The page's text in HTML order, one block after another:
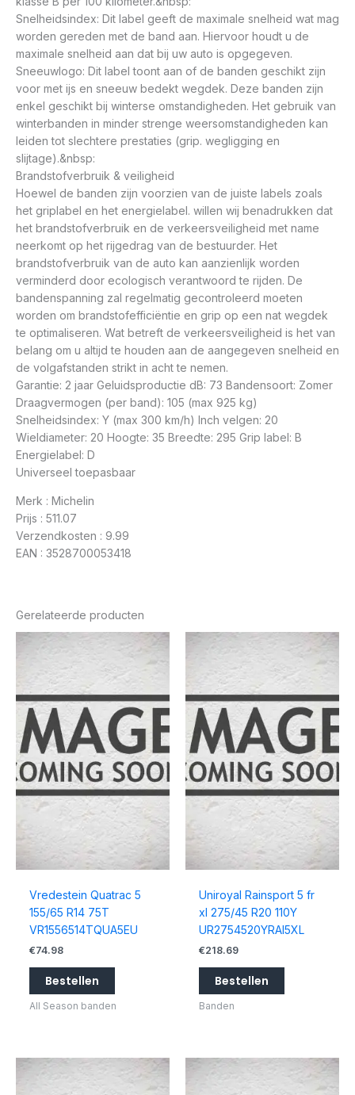
Snelheidsindex: Dit label geeft de maximale snelheid wat mag
worden gereden met de band aan. Hiervoor houdt u de
maximale snelheid aan dat bij uw auto is opgegeven.
Sneeuwlogo: Dit label toont aan of de banden geschikt zijn
voor met ijs en sneeuw bedekt wegdek. Deze banden zijn
enkel geschikt bij winterse omstandigheden. Het gebruik van
winterbanden in minder strenge weersomstandigheden kan
leiden tot slechtere prestaties (grip. wegligging en
slijtage).&nbsp:
Brandstofverbruik & veiligheid
Hoewel de banden zijn voorzien van de juiste labels zoals
het griplabel en het energielabel. willen wij benadrukken dat
het brandstofverbruik en de verkeersveiligheid met name
neerkomt op het rijgedrag van de bestuurder. Het
brandstofverbruik van de auto kan aanzienlijk worden
verminderd door ecologisch verantwoord te rijden. De
bandenspanning zal regelmatig gecontroleerd moeten
worden om brandstofefficiëntie en grip op een nat wegdek
te optimaliseren. Wat betreft de verkeersveiligheid is het van
belang om u altijd te houden aan de aangegeven snelheid en
de volgafstanden strikt in acht te nemen.
Garantie: 2 jaar Geluidsproductie dB: 73 Bandensoort: Zomer
Draagvermogen (per band): 105 (max 925 kg)
Snelheidsindex: Y (max 300 km/h) Inch velgen: 20
Wieldiameter: 20 Hoogte: 35 Breedte: 295 Grip label: B
Energielabel: D
Universeel toepasbaar
Merk : Michelin
Prijs : 511.07
Verzendkosten : 9.99
EAN : 3528700053418
Gerelateerde producten
Vredestein Quatrac 5
155/65 R14 75T
VR1556514TQUA5EU
€74.98
Bestellen
All Season banden
Uniroyal Rainsport 5 fr
xl 275/45 R20 110Y
UR2754520YRAI5XL
€218.69
Bestellen
Banden